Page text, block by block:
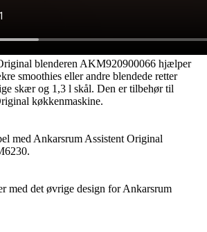
blenderen AKM920900066 hjælper
smoothies eller andre blendede retter
skær og 1,3 l skål. Den er tilbehør til
køkkenmaskine.
med Ankarsrum Assistent Original
med det øvrige design for Ankarsrum